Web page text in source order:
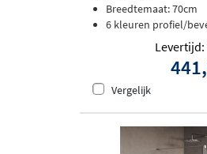
Breedtemaat: 70cm
6 kleuren profiel/
Vergelijk